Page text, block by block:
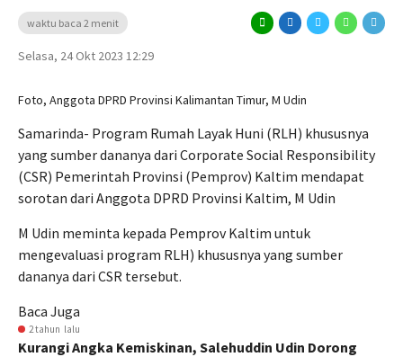
waktu baca 2 menit
Selasa, 24 Okt 2023 12:29
Foto, Anggota DPRD Provinsi Kalimantan Timur, M Udin
Samarinda- Program Rumah Layak Huni (RLH) khususnya
yang sumber dananya dari Corporate Social Responsibility
(CSR) Pemerintah Provinsi (Pemprov) Kaltim mendapat
sorotan dari Anggota DPRD Provinsi Kaltim, M Udin
M Udin meminta kepada Pemprov Kaltim untuk
mengevaluasi program RLH) khususnya yang sumber
dananya dari CSR tersebut.
Baca Juga
2 tahun lalu
Kurangi Angka Kemiskinan, Salehuddin Udin Dorong